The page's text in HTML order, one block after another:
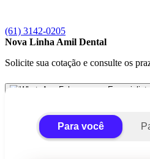
(61) 3142-0205
Nova Linha Amil Dental
Solicite sua cotação e consulte os
Fale com um Especialista
Para você